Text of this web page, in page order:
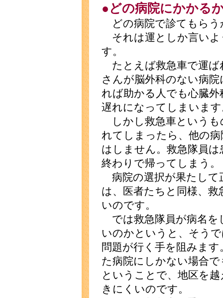
●どの病院にかかる
どの病院で診てもらう
それは運としか言いよ
す。
たとえば救急車で運ば
さんが脳外科のない病
れば助かる人でも心臓
遅れになってしまいま
しかし救急車というも
れてしまったら、他の
はしません。救急隊員
終わりで帰ってしまう。
病院の選択が果たして
は、医者たちと同様、
いのです。
では救急隊員が病名を
いのかというと、そう
問題が行く手を阻みま
た病院にしかない場合
ということで、地区を
きにくいのです。